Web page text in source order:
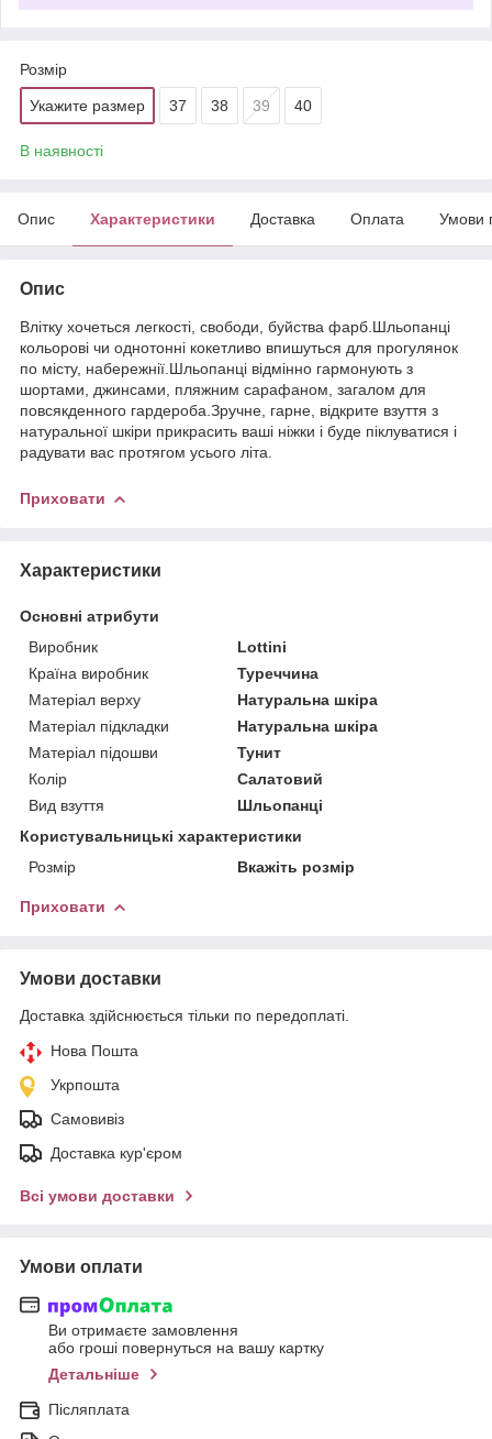
Розмір
Укажите размер 37 38 39 40
В наявності
Опис Характеристики Доставка Оплата Умови
Опис
Влітку хочеться легкості, свободи, буйства фарб.Шльопанці
кольорові чи однотонні кокетливо впишуться для прогулянок
по місту, набережнії.Шльопанці відмінно гармонують з
шортами, джинсами, пляжним сарафаном, загалом для
повсякденного гардероба.Зручне, гарне, відкрите взуття з
натуральної шкіри прикрасить ваші ніжки і буде піклуватися і
радувати вас протягом усього літа.
Приховати
Характеристики
Основні атрибути
Виробник
Lottini
Країна виробник
Туреччина
Матеріал верху
Натуральна шкіра
Матеріал підкладки
Натуральна шкіра
Матеріал підошви
Тунит
Колір
Салатовий
Вид взуття
Шльопанці
Користувальницькі характеристики
Розмір
Вкажіть розмір
Приховати
Умови доставки
Доставка здійснюється тільки по передоплаті.
Нова Пошта
Укрпошта
Самовивіз
Доставка кур'єром
Всі умови доставки
Умови оплати
Ви отримаєте замовлення
або гроші повернуться на вашу картку
Детальніше
Післяплата